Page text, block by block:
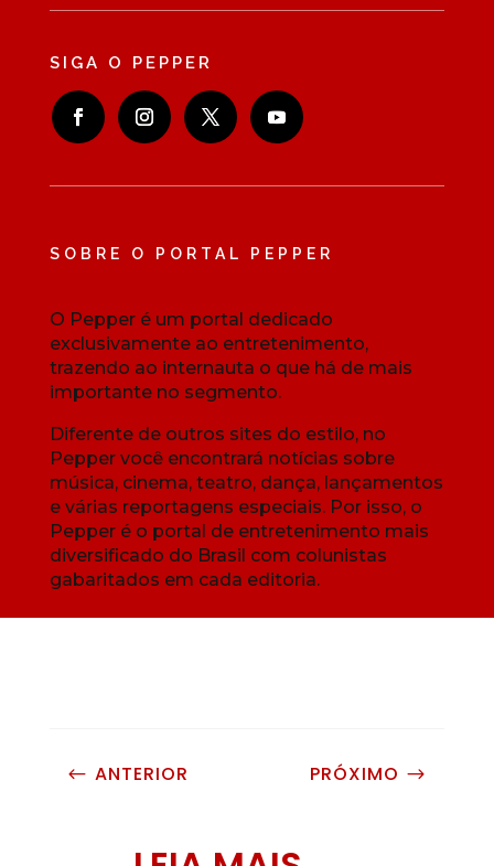
SIGA O PEPPER
SOBRE O PORTAL PEPPER
O Pepper é um portal dedicado
exclusivamente ao entretenimento,
trazendo ao internauta o que há de mais
importante no segmento.
Diferente de outros sites do estilo, no
Pepper você encontrará notícias sobre
música, cinema, teatro, dança, lançamentos
e várias reportagens especiais. Por isso, o
Pepper é o portal de entretenimento mais
diversificado do Brasil com colunistas
gabaritados em cada editoria.
# ANTERIOR PRÓXIMO $